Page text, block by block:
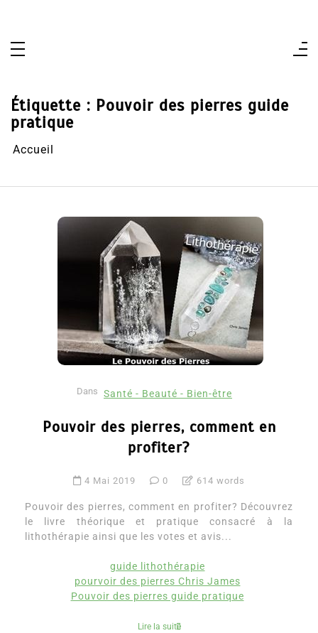
Étiquette : Pouvoir des pierres guide
pratique
Accueil
Dans Santé - Beauté - Bien-être
Pouvoir des pierres, comment en
profiter?
4 Mai 2019 0 614 words
Pouvoir des pierres, comment en profiter? Découvrez
le livre théorique et pratique consacré à la
lithothérapie ainsi que les votes et avis...
guide lithothérapie
pourvoir des pierres Chris James
Pouvoir des pierres guide pratique
Lire la suite